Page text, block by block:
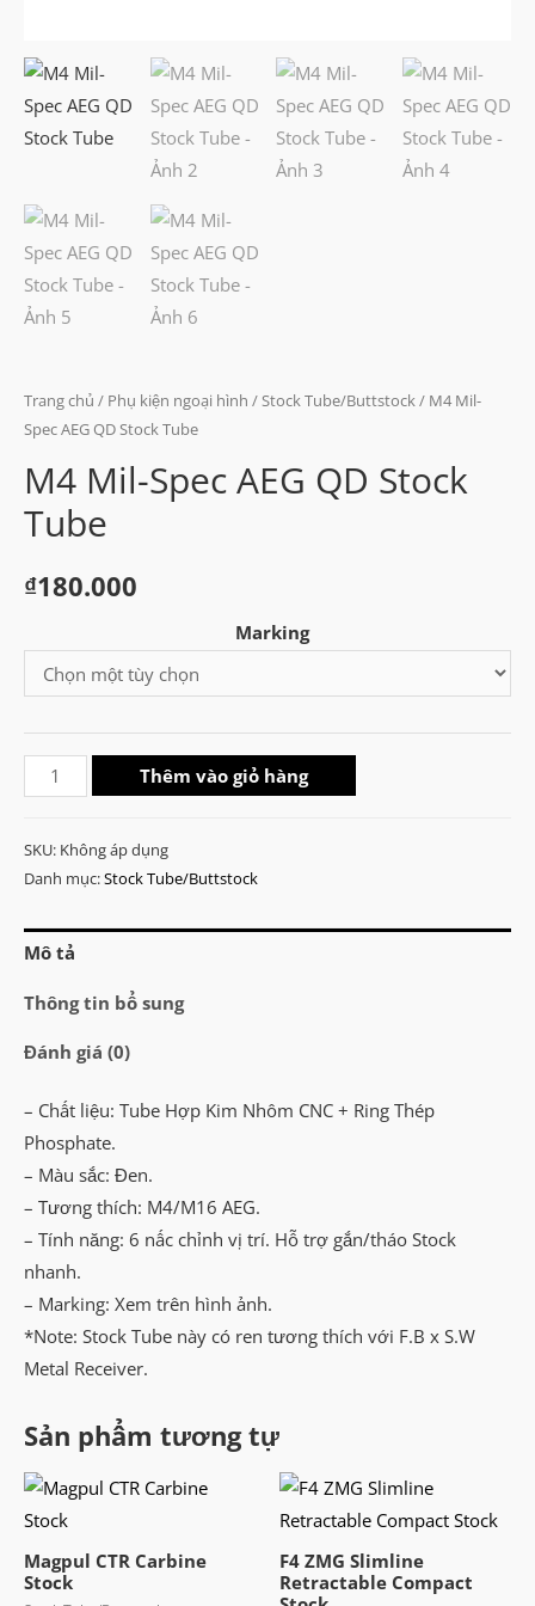
Trang chủ / Phụ kiện ngoại hình /Stock Tube/Buttstock/ M4 Mil-
Spec AEG QD Stock Tube
M4 Mil-Spec AEG QD Stock
Tube
₫180.000
Marking
Mil-
Stock
Tube
số
Thêm vào giỏ hàng
SKU: Không áp dụng
Danh mục:Stock Tube/Buttstock
Mô tả
Thông tin bổ sung
Đánh giá (0)
– Chất liệu: Tube Hợp Kim Nhôm CNC + Ring Thép
Phosphate.
– Màu sắc: Đen.
– Tương thích: M4/M16 AEG.
– Tính năng: 6 nấc chỉnh vị trí. Hỗ trợ gắn/tháo Stock
nhanh.
– Marking: Xem trên hình ảnh.
*Note: Stock Tube này có ren tương thích với F.B x S.W
Metal Receiver.
Sản phẩm tương tự
Magpul CTR Carbine
Stock
F4 ZMG Slimline
Retractable Compact